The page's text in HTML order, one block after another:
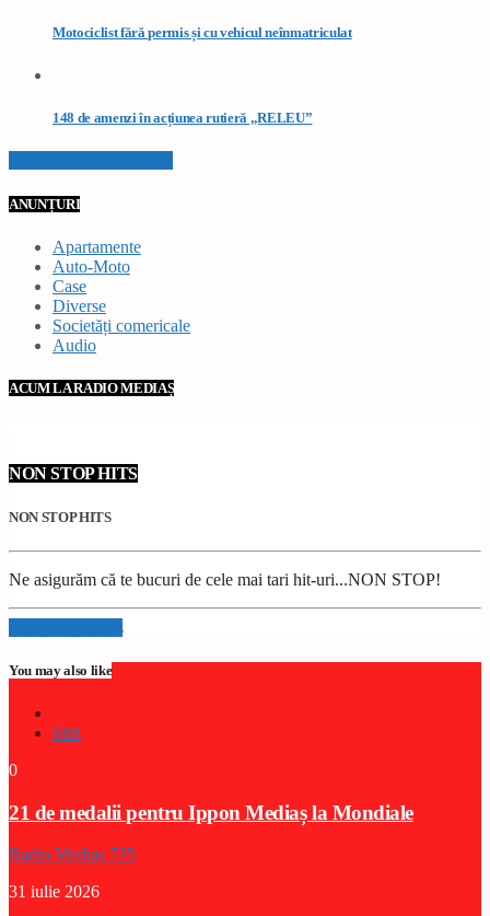
Motociclist fără permis și cu vehicul neînmatriculat
148 de amenzi în acțiunea rutieră „RELEU”
ANUNȚURI
Apartamente
Auto-Moto
Case
Diverse
Societăți comericale
Audio
ACUM LA RADIO MEDIAȘ
NON STOP HITS
NON STOP HITS
Ne asigurăm că te bucuri de cele mai tari hit-uri...NON STOP!
Info and episodes
You may also like
Stiri
0
21 de medalii pentru Ippon Mediaș la Mondiale
Radio Medias 725
31 iulie 2026